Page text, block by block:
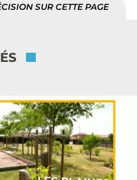
SUR CETTE PAGE